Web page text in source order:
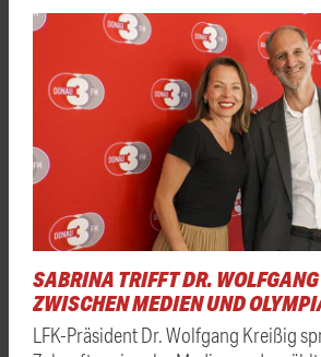
SABRINA TRIFFT DR. WOLFGANG
WISCHEN MEDIEN UND OLYMPIA
LFK-Präsident Dr. Wolfgang Kreißig